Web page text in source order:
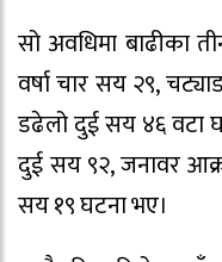
सो अवधिमा बाढीका
वर्षा चार सय २९,
डढेलो दुई सय ४६ वटा
दुई सय ९२, जनावर
सय १९ घटना भए।